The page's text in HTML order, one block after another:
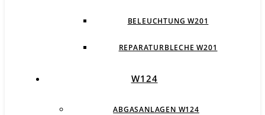
BELEUCHTUNG W201
REPARATURBLECHE W201
W124
ABGASANLAGEN W124